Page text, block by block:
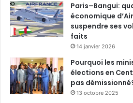
Paris–Bangui:
économique
suspendre ses
faits
14 janvier 2026
Pourquoi les
élections en
pas
13 octobre 2025